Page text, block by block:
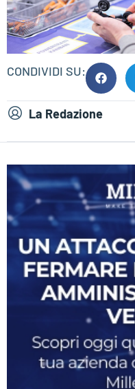
CONDIVIDI SU:
La Redazione